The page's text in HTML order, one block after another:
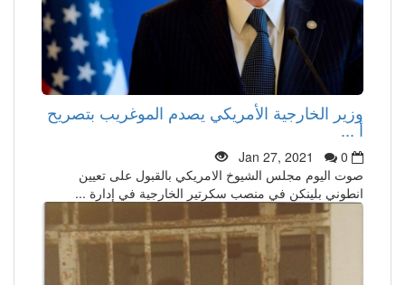
وزير الخارجية الأمريكي يصدم الموغريب بتصريح
أ ...
Jan 27, 2021
0
صوت اليوم مجلس الشيوخ الامريكي بالقبول على تعيين
انطوني بلينكن في منصب سكرتير الخارجية في إدارة ...